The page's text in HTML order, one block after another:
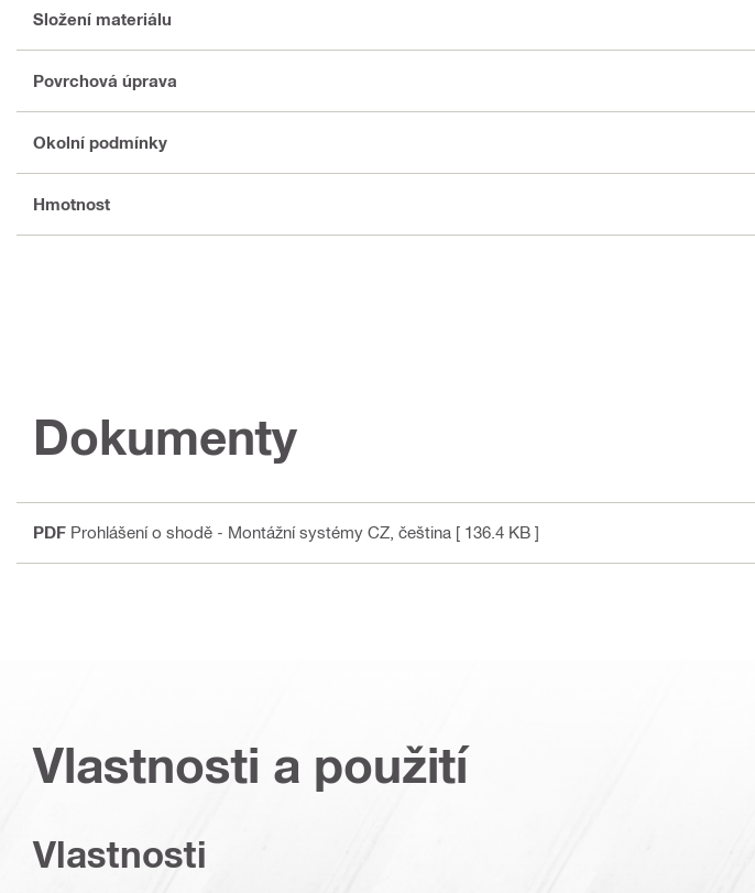
Složení materiálu
Povrchová úprava
Okolní podmínky
Hmotnost
Dokumenty
PDF Prohlášení o shodě - Montážní systémy CZ , čeština [ 136.4 KB ]
Vlastnosti a použití
Vlastnosti